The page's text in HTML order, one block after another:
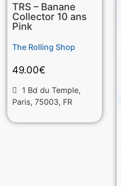
TRS – Banane
Collector 10 ans
Pink
The Rolling Shop
49.00€
1 Bd du Temple,
Paris, 75003, FR